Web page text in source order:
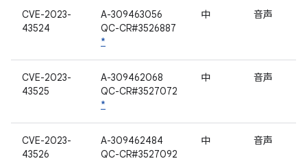
CVE-2023-
43524
A-309463056
QC-CR#3526887
*
中 音声
CVE-2023-
43525
A-309462068
QC-CR#3527072
*
中 音声
CVE-2023-
43526
A-309462484
QC-CR#3527092
中 音声